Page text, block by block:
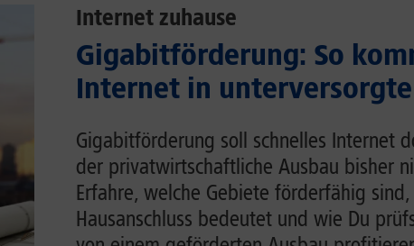
Internet zuhause
Gigabitförderung: So
Internet in
Gigabitförderung soll schnelles Internet
der privatwirtschaftliche Ausbau bisher
Erfahre, welche Gebiete förderfähig
Hausanschluss bedeutet und wie Du